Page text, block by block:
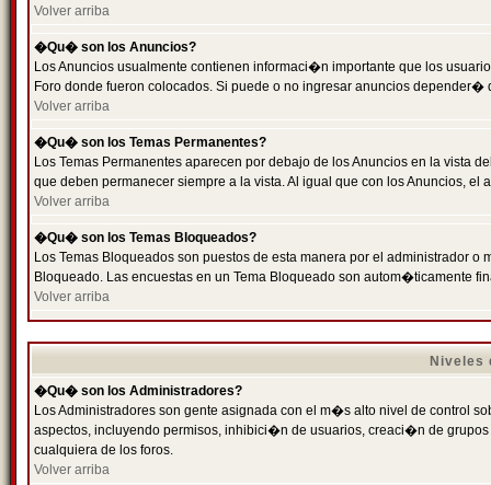
Volver arriba
�Qu� son los Anuncios?
Los Anuncios usualmente contienen informaci�n importante que los
Foro donde fueron colocados. Si puede o no ingresar anuncios
Volver arriba
�Qu� son los Temas Permanentes?
Los Temas Permanentes aparecen por debajo de los Anuncios en la
que deben permanecer siempre a la vista. Al igual que con los Anuncios,
Volver arriba
�Qu� son los Temas Bloqueados?
Los Temas Bloqueados son puestos de esta manera por el administrador
Bloqueado. Las encuestas en un Tema Bloqueado son autom�ticamente
Volver arriba
Niveles
�Qu� son los Administradores?
Los Administradores son gente asignada con el m�s alto nivel de control
aspectos, incluyendo permisos, inhibici�n de usuarios, creaci�n de
cualquiera de los foros.
Volver arriba